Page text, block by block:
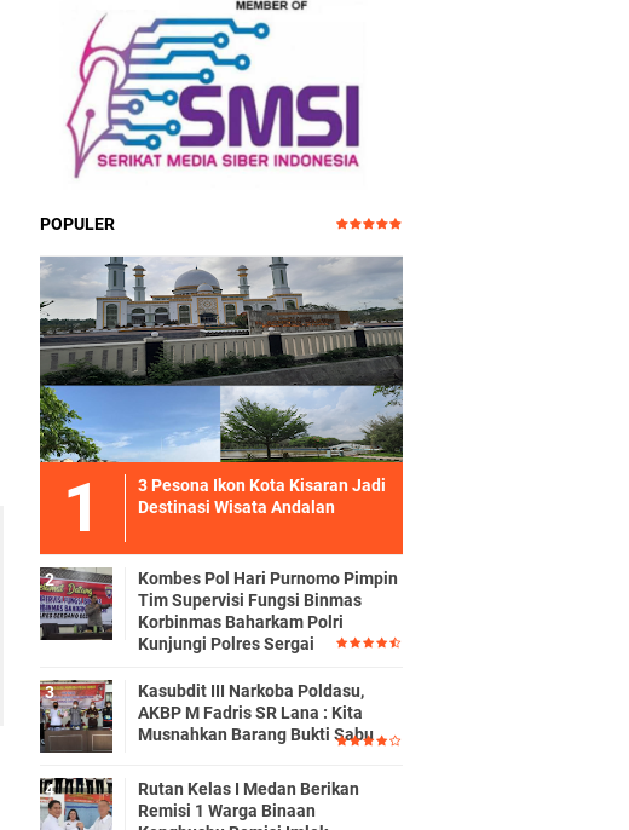
POPULER
3 Pesona Ikon Kota Kisaran Jadi
Destinasi Wisata Andalan
Kombes Pol Hari Purnomo Pimpin
Tim Supervisi Fungsi Binmas
Korbinmas Baharkam Polri
Kunjungi Polres Sergai
Kasubdit III Narkoba Poldasu,
AKBP M Fadris SR Lana : Kita
Musnahkan Barang Bukti Sabu
Rutan Kelas I Medan Berikan
Remisi 1 Warga Binaan